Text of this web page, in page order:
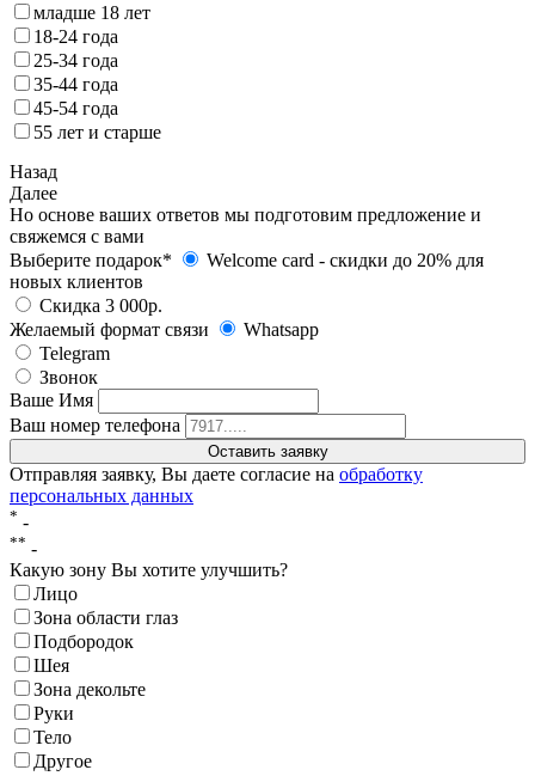
младше 18 лет
18‑24 года
25‑34 года
35‑44 года
45-54 года
55 лет и старше
Назад
Далее
Но основе ваших ответов мы подготовим предложение и
свяжемся с вами
Выберите подарок*
Welcome card - cкидки до 20% для
новых клиентов
Скидка 3 000р.
Желаемый формат связи
Whatsapp
Telegram
Звонок
Ваше Имя
Ваш номер телефона
Отправляя заявку, Вы даете согласие на обработку
персональных данных
* -
** -
Какую зону Вы хотите улучшить?
Лицо
Зона области глаз
Подбородок
Шея
Зона декольте
Руки
Тело
Другое